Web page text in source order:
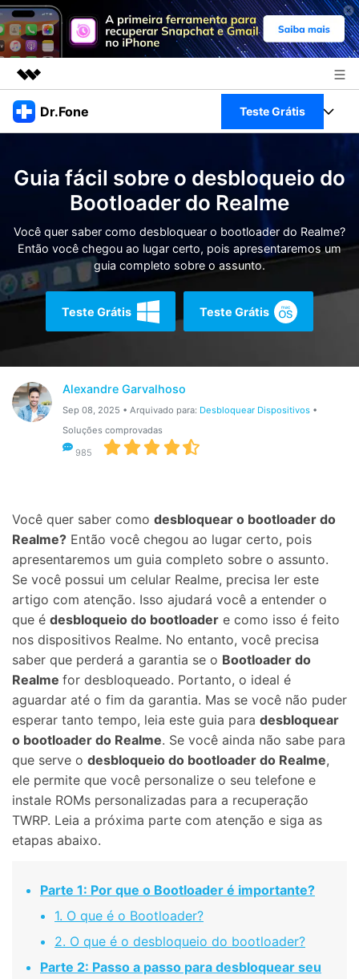
Produtos em destaque
Visão geral
Sobre nós
Sala de imprensa
Loja
Dr.Fone Teste Grátis
Veja Toolkit Completo >
Productos
Para PC
Para Celular
Ver Todos Os Aplicativos
Guia & Suporte
Ações rápidas
Recursos
Transferir Dados
Gerenciador de dados
Reparar Celular
Proteção do celular
Guia fácil sobre o desbloqueio do
Bootloader do Realme
Você quer saber como desbloquear o bootloader do Realme?
Então você chegou ao lugar certo, pois apresentaremos um
guia completo sobre o assunto.
Teste Grátis Teste Grátis
Alexandre Garvalhoso
Sep 08, 2025 • Arquivado para: Desbloquear Dispositivos•
Soluções comprovadas
985
Você quer saber como desbloquear o bootloader do
Realme? Então você chegou ao lugar certo, pois
apresentaremos um guia completo sobre o assunto.
Se você possui um celular Realme, precisa ler este
artigo com atenção. Isso ajudará você a entender o
que é desbloqueio do bootloader e como isso é feito
nos dispositivos Realme. No entanto, você precisa
saber que perderá a garantia se o Bootloader do
Realme for desbloqueado. Portanto, o ideal é
aguardar até o fim da garantia. Mas se você não puder
esperar tanto tempo, leia este guia para desbloquear
o bootloader do Realme. Se você ainda não sabe para
que serve o desbloqueio do bootloader do Realme,
ele permite que você personalize o seu telefone e
instale ROMs personalizadas para a recuperação
TWRP. Leia a próxima parte com atenção e siga as
etapas abaixo.
Parte 1: Por que o Bootloader é importante?
1. O que é o Bootloader?
2. O que é o desbloqueio do bootloader?
Parte 2: Passo a passo para desbloquear seu